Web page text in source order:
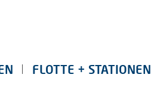
FLOTTE + STATIONEN